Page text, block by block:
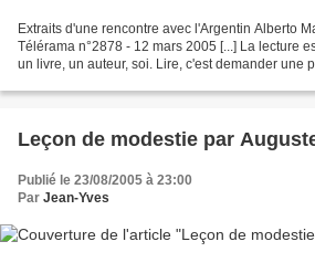
Extraits d'une rencontre avec l'Argentin Alberto
Télérama n°2878 - 12 mars 2005 [...] La lecture
un livre, un auteur, soi. Lire, c'est demander une
Leçon de modestie par
Publié le 23/08/2005 à 23:00
Par Jean-Yves